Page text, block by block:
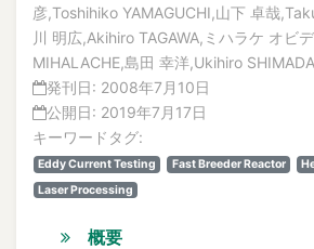
彦,Toshihiko YAMAGUCHI,山下 卓哉
川 明広,Akihiro TAGAWA,ミハラケ オビ
MIHALACHE,島田 幸洋,Ukihiro SHIMADA
発刊日: 2008年7月10日
公開日: 2019年7月17日
キーワードタグ:
Eddy Current Testing Fast Breeder Reactor
Laser Processing
概要